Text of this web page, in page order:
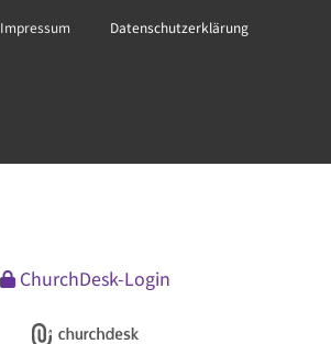
Impressum Datenschutzerklärung
ChurchDesk-Login